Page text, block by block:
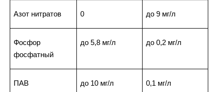
Азот нитратов 0 до 9 мг/л
Фосфор
фосфатный
до 5,8 мг/л до 0,2 мг/л
ПАВ до 10 мг/л 0,1 мг/л